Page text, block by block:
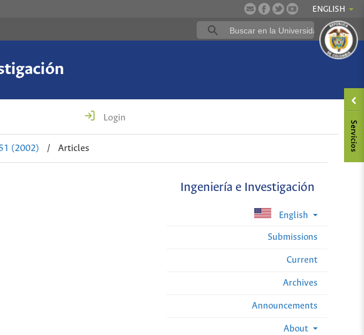
ENGLISH
Login
(2002) / Articles
Ingeniería e Investigación
English
Submissions
Current
Archives
Announcements
About